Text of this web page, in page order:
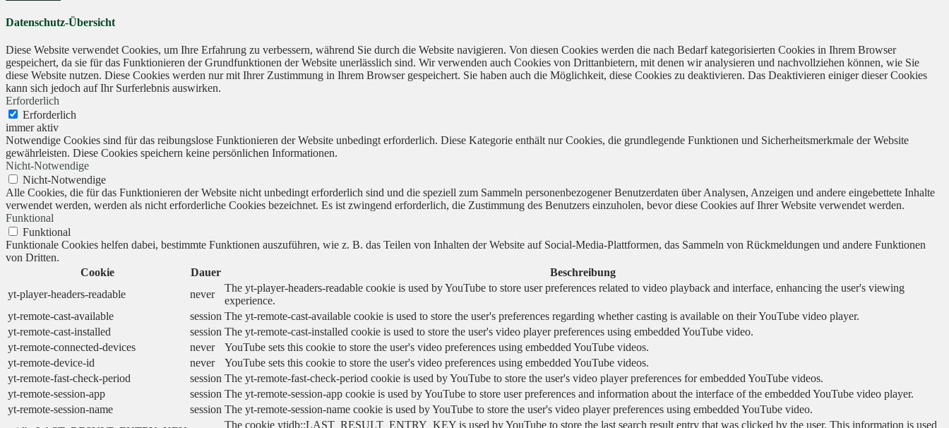
Datenschutz-Übersicht
Diese Website verwendet Cookies, um Ihre Erfahrung zu verbessern, während Sie durch die Website navigieren. Von diesen Cookies werden die nach Bedarf kategorisierten Cookies in Ihrem Browser
gespeichert, da sie für das Funktionieren der Grundfunktionen der Website unerlässlich sind. Wir verwenden auch Cookies von Drittanbietern, mit denen wir analysieren und nachvollziehen können, wie Sie
diese Website nutzen. Diese Cookies werden nur mit Ihrer Zustimmung in Ihrem Browser gespeichert. Sie haben auch die Möglichkeit, diese Cookies zu deaktivieren. Das Deaktivieren einiger dieser Cookies
kann sich jedoch auf Ihr Surferlebnis auswirken.
Erforderlich
Erforderlich
immer aktiv
Notwendige Cookies sind für das reibungslose Funktionieren der Website unbedingt erforderlich. Diese Kategorie enthält nur Cookies, die grundlegende Funktionen und Sicherheitsmerkmale der Website
gewährleisten. Diese Cookies speichern keine persönlichen Informationen.
Nicht-Notwendige
Nicht-Notwendige
Alle Cookies, die für das Funktionieren der Website nicht unbedingt erforderlich sind und die speziell zum Sammeln personenbezogener Benutzerdaten über Analysen, Anzeigen und andere eingebettete Inhalte
verwendet werden, werden als nicht erforderliche Cookies bezeichnet. Es ist zwingend erforderlich, die Zustimmung des Benutzers einzuholen, bevor diese Cookies auf Ihrer Website verwendet werden.
Funktional
Funktional
Funktionale Cookies helfen dabei, bestimmte Funktionen auszuführen, wie z. B. das Teilen von Inhalten der Website auf Social-Media-Plattformen, das Sammeln von Rückmeldungen und andere Funktionen
von Dritten.
Cookie
Dauer
Beschreibung
yt-player-headers-readable
never
The yt-player-headers-readable cookie is used by YouTube to store user preferences related to video playback and interface, enhancing the user's viewing
experience.
yt-remote-cast-available
session The yt-remote-cast-available cookie is used to store the user's preferences regarding whether casting is available on their YouTube video player.
yt-remote-cast-installed
session The yt-remote-cast-installed cookie is used to store the user's video player preferences using embedded YouTube video.
yt-remote-connected-devices
never
YouTube sets this cookie to store the user's video preferences using embedded YouTube videos.
yt-remote-device-id
never
YouTube sets this cookie to store the user's video preferences using embedded YouTube videos.
yt-remote-fast-check-period
session The yt-remote-fast-check-period cookie is used by YouTube to store the user's video player preferences for embedded YouTube videos.
yt-remote-session-app
session The yt-remote-session-app cookie is used by YouTube to store user preferences and information about the interface of the embedded YouTube video player.
yt-remote-session-name
session The yt-remote-session-name cookie is used by YouTube to store the user's video player preferences using embedded YouTube video.
The cookie ytidb::LAST_RESULT_ENTRY_KEY is used by YouTube to store the last search result entry that was clicked by the user. This information is used